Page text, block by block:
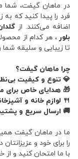
در ماهان گیفت، شما
فرد را پیدا کنید که
اضافه می‌کنند. از
بلور، هر کدام از
تا زیبایی و سلیقه شما
چرا ماهان گیفت؟
💎 تنوع و کیفیت
🎁 هدایای خاص برای
🍴 لوازم خانه و
🚚 ارسال سریع و
ما در ماهان گیفت
را برای خود و
با ما امتحان کنید و